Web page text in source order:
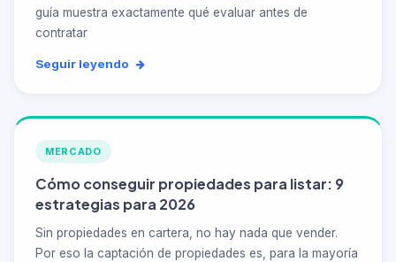
guía muestra exactamente qué evaluar antes de
contratar
Seguir leyendo
MERCADO
Cómo conseguir propiedades para listar: 9
estrategias para 2026
Sin propiedades en cartera, no hay nada que vender.
Por eso la captación de propiedades es, para la mayoría